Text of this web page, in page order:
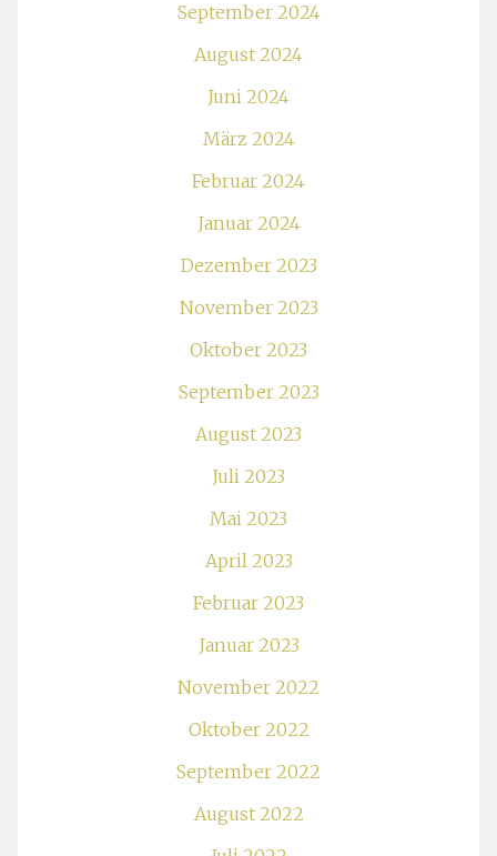
September 2024
August 2024
Juni 2024
März 2024
Februar 2024
Januar 2024
Dezember 2023
November 2023
Oktober 2023
September 2023
August 2023
Juli 2023
Mai 2023
April 2023
Februar 2023
Januar 2023
November 2022
Oktober 2022
September 2022
August 2022